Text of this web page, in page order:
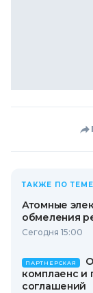
ТАКЖЕ ПО ТЕМЕ
Атомные
обмеления
Сегодня 15:00
ПАРТНЕРСКАЯ
комплаенс и
соглашений